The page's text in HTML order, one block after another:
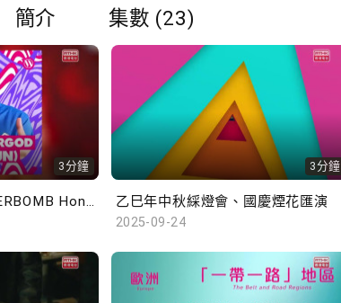
簡介 集數 (23)
3分鐘 3分鐘
乙巳年中秋綵燈會、國慶煙花匯演
2025-09-24